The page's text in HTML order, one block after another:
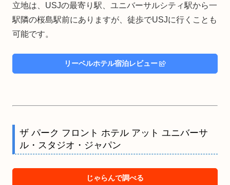
立地は、USJの最寄り駅、ユニバーサルシティ駅から一
駅隣の桜島駅前にありますが、徒歩でUSJに行くことも
可能です。
リーベルホテル宿泊レビュー
ザ パーク フロント ホテル アット ユニバーサ
ル・スタジオ・ジャパン
じゃらんで調べる